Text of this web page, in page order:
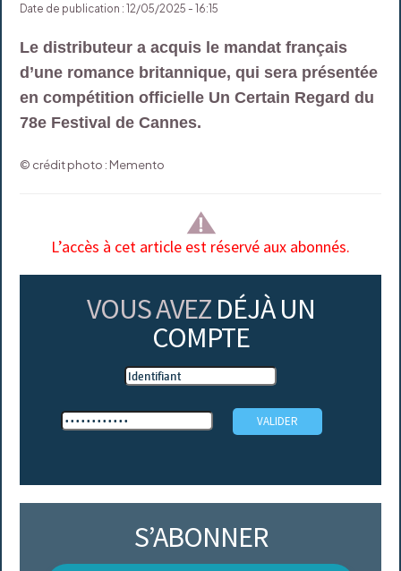
Date de publication : 12/05/2025 - 16:15
Le distributeur a acquis le mandat français
d’une romance britannique, qui sera présentée
en compétition officielle Un Certain Regard du
78e Festival de Cannes.
© crédit photo : Memento
L’accès à cet article est réservé aux abonnés.
VOUS AVEZ DÉJÀ UN
COMPTE
S’ABONNER